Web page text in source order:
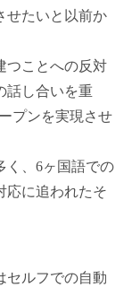
せたいと以前か
つことへの反対
話し合いを重
プンを実現させ
、6ヶ国語での
応に追われたそ
ルフでの自動